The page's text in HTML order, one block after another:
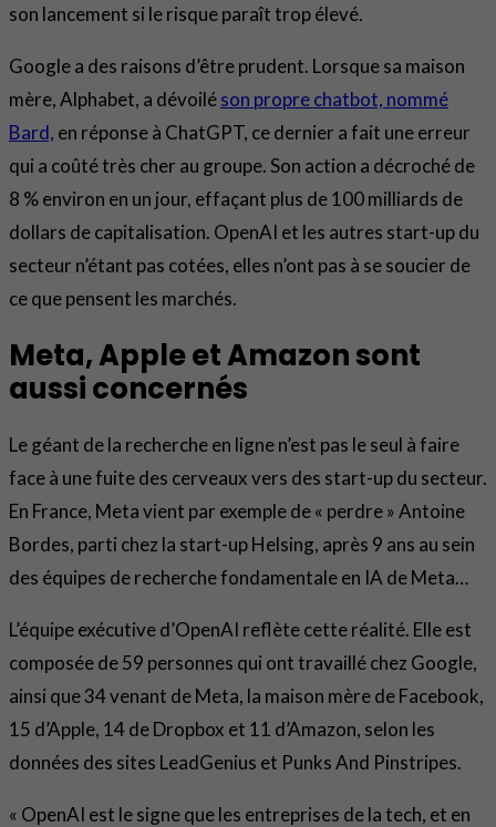
son lancement si le risque paraît trop élevé.
Google a des raisons d’être prudent. Lorsque sa maison
mère, Alphabet, a dévoiléson propre chatbot, nommé
Bard, en réponse à ChatGPT, ce dernier a fait une erreur
qui a coûté très cher au groupe. Son action a décroché de
8 % environ en un jour, effaçant plus de 100 milliards de
dollars de capitalisation. OpenAI et les autres start-up du
secteur n’étant pas cotées, elles n’ont pas à se soucier de
ce que pensent les marchés.
Meta, Apple et Amazon sont
aussi concernés
Le géant de la recherche en ligne n’est pas le seul à faire
face à une fuite des cerveaux vers des start-up du secteur.
En France, Meta vient par exemple de « perdre » Antoine
Bordes, parti chez la start-up Helsing, après 9 ans au sein
des équipes de recherche fondamentale en IA de Meta…
L’équipe exécutive d’OpenAI reflète cette réalité. Elle est
composée de 59 personnes qui ont travaillé chez Google,
ainsi que 34 venant de Meta, la maison mère de Facebook,
15 d’Apple, 14 de Dropbox et 11 d’Amazon, selon les
données des sites LeadGenius et Punks And Pinstripes.
« OpenAI est le signe que les entreprises de la tech, et en